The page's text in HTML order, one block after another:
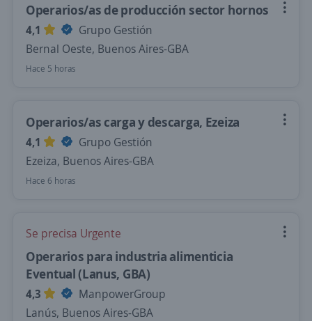
Operarios/as de producción sector hornos
4,1
Grupo Gestión
Bernal Oeste, Buenos Aires-GBA
Hace 5 horas
Operarios/as carga y descarga, Ezeiza
4,1
Grupo Gestión
Ezeiza, Buenos Aires-GBA
Hace 6 horas
Se precisa Urgente
Operarios para industria alimenticia
Eventual (Lanus, GBA)
4,3
ManpowerGroup
Lanús, Buenos Aires-GBA